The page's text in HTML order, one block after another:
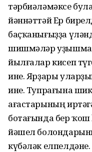
тәрбиәләмәксе
йәннәттәй Ер
баҫҡанығыҙҙа
шишмәләр
йылғалар кисеп
ине. Ярҙары
ине. Тупрағына
ағастарының
ботағында бер ҡош
йәшел
күбәләк